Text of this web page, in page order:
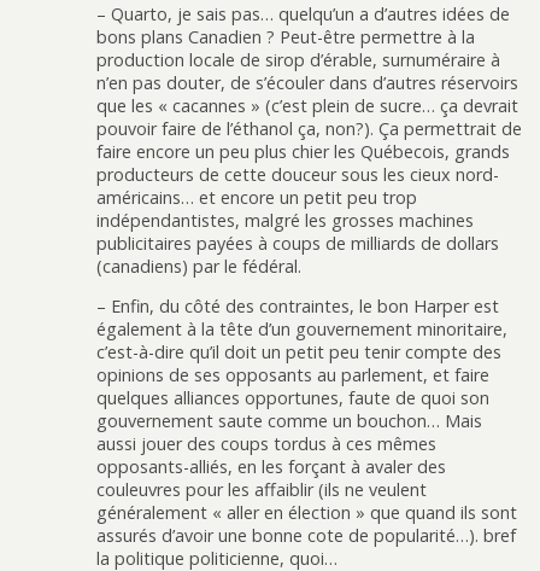
– Quarto, je sais pas… quelqu’un a d’autres idées de
bons plans Canadien ? Peut-être permettre à la
production locale de sirop d’érable, surnuméraire à
n’en pas douter, de s’écouler dans d’autres réservoirs
que les « cacannes » (c’est plein de sucre… ça devrait
pouvoir faire de l’éthanol ça, non?). Ça permettrait de
faire encore un peu plus chier les Québecois, grands
producteurs de cette douceur sous les cieux nord-
américains… et encore un petit peu trop
indépendantistes, malgré les grosses machines
publicitaires payées à coups de milliards de dollars
(canadiens) par le fédéral.
– Enfin, du côté des contraintes, le bon Harper est
également à la tête d’un gouvernement minoritaire,
c’est-à-dire qu’il doit un petit peu tenir compte des
opinions de ses opposants au parlement, et faire
quelques alliances opportunes, faute de quoi son
gouvernement saute comme un bouchon… Mais
aussi jouer des coups tordus à ces mêmes
opposants-alliés, en les forçant à avaler des
couleuvres pour les affaiblir (ils ne veulent
généralement « aller en élection » que quand ils sont
assurés d’avoir une bonne cote de popularité…). bref
la politique politicienne, quoi…